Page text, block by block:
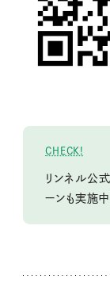
CHECK!
リンネル公
ーンも実施中